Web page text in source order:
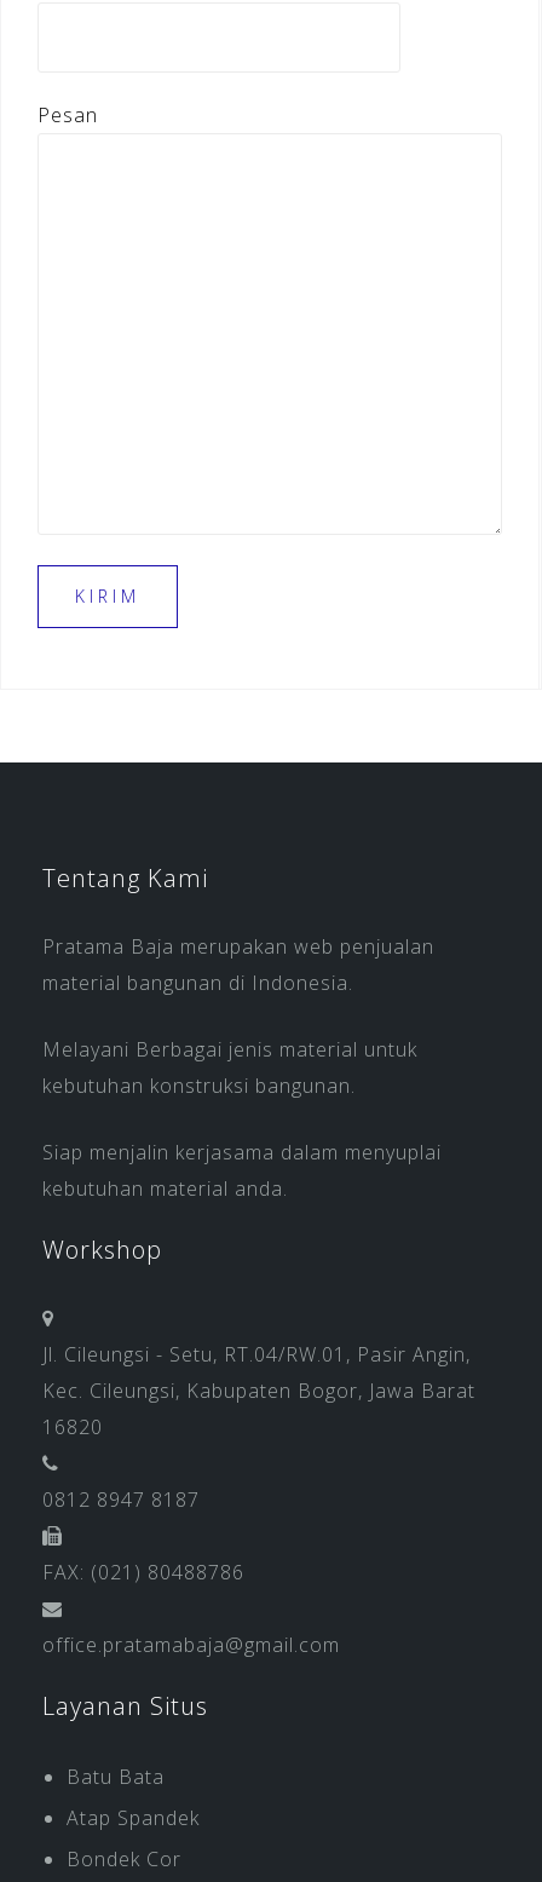
Pesan
Tentang Kami
Pratama Baja merupakan web penjualan
material bangunan di Indonesia.
Melayani Berbagai jenis material untuk
kebutuhan konstruksi bangunan.
Siap menjalin kerjasama dalam menyuplai
kebutuhan material anda.
Workshop
Jl. Cileungsi - Setu, RT.04/RW.01, Pasir Angin,
Kec. Cileungsi, Kabupaten Bogor, Jawa Barat
16820
0812 8947 8187
FAX: (021) 80488786
office.pratamabaja@gmail.com
Layanan Situs
Batu Bata
Atap Spandek
Bondek Cor